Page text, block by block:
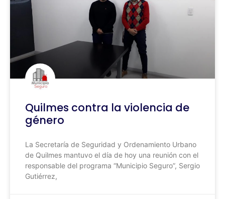
Quilmes contra la violencia de
género
La Secretaría de Seguridad y Ordenamiento Urbano
de Quilmes mantuvo el día de hoy una reunión con el
responsable del programa “Municipio Seguro”, Sergio
Gutiérrez,